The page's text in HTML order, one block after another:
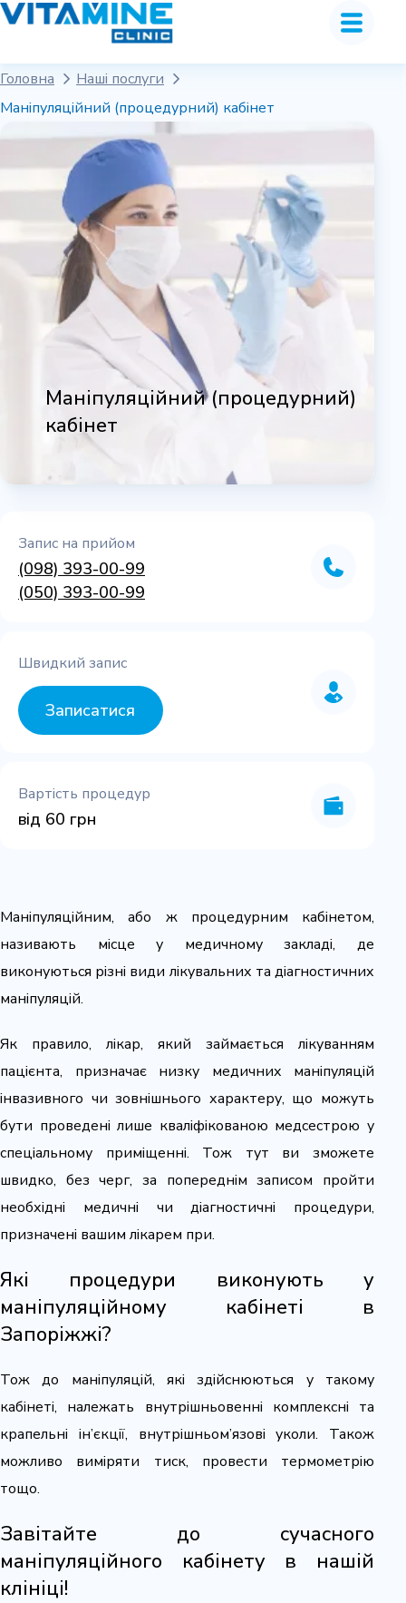
Головна
Наші послуги
Маніпуляційний (процедурний) кабінет
Маніпуляційний (процедурний)
кабінет
Запис на прийом
(098) 393-00-99
(050) 393-00-99
Швидкий запис
Записатися
Вартість процедур
від 60 грн
Маніпуляційним, або ж процедурним кабінетом,
називають місце у медичному закладі, де
виконуються різні види лікувальних та діагностичних
маніпуляцій.
Як правило, лікар, який займається лікуванням
пацієнта, призначає низку медичних маніпуляцій
інвазивного чи зовнішнього характеру, що можуть
бути проведені лише кваліфікованою медсестрою у
спеціальному приміщенні. Тож тут ви зможете
швидко, без черг, за попереднім записом пройти
необхідні медичні чи діагностичні процедури,
призначені вашим лікарем при.
Які процедури виконують у
маніпуляційному кабінеті в
Запоріжжі?
Тож до маніпуляцій, які здійснюються у такому
кабінеті, належать внутрішньовенні комплексні та
крапельні ін’єкції, внутрішньом’язові уколи. Також
можливо виміряти тиск, провести термометрію
тощо.
Завітайте до сучасного
маніпуляційного кабінету в нашій
клініці!